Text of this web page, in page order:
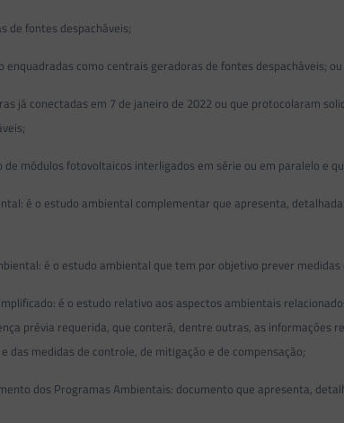
fontes despacháveis;
como centrais geradoras de fontes despacháveis; ou
já conectadas em 7 de janeiro de 2022 ou que protocolaram
módulos fotovoltaicos interligados em série ou em paralelo e
é o estudo ambiental complementar que apresenta,
é o estudo ambiental que tem por objetivo prever
é o estudo relativo aos aspectos ambientais
prévia requerida, que conterá, dentre outras, as
das medidas de controle, de mitigação e de compensação;
dos Programas Ambientais: documento que apresenta,